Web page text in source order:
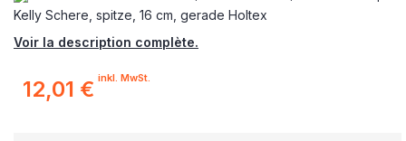
Kelly Schere, spitze, 16 cm, gerade Holtex
Voir la description complète.
12,01 € inkl. MwSt.